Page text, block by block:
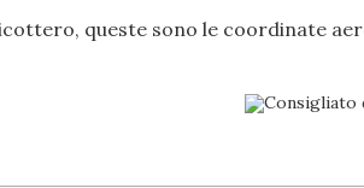
queste sono le coordinate aeree: